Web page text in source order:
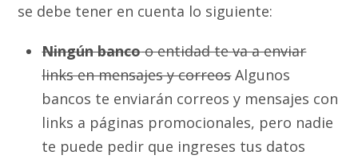
se debe tener en cuenta lo siguiente:
Ningún bancoo entidad te va a enviar
links en mensajes y correosAlgunos
bancos te enviarán correos y mensajes con
links a páginas promocionales, pero nadie
te puede pedir que ingreses tus datos